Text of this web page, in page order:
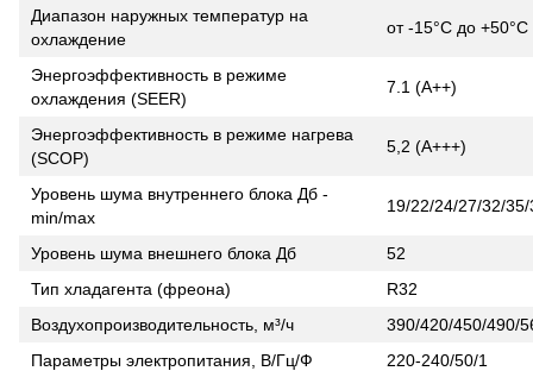
Диапазон наружных температур на
охлаждение
от -15°С до +50°С
Энергоэффективность в режиме
охлаждения (SEER)
7.1 (A++)
Энергоэффективность в режиме нагрева
(SCOP)
5,2 (A+++)
Уровень шума внутреннего блока Дб -
min/max
19/22/24/27/32/35/
Уровень шума внешнего блока Дб
52
Тип хладагента (фреона)
R32
Воздухопроизводительность, м³/ч
390/420/450/490/
Параметры электропитания, В/Гц/Ф
220-240/50/1